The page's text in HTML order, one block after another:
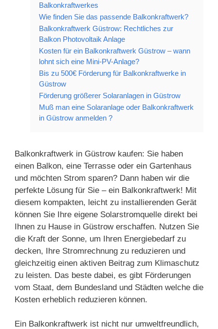
Balkonkraftwerkes
Wie finden Sie das passende Balkonkraftwerk?
Balkonkraftwerk Güstrow: Rechtliches zur
Balkon Photovoltaik Anlage
Kosten für ein Balkonkraftwerk Güstrow – wann
lohnt sich eine Mini-PV-Anlage?
Bis zu 500€ Förderung für Balkonkraftwerke in
Güstrow
Förderung größerer Solaranlagen in Güstrow
Muß man eine Solaranlage oder Balkonkraftwerk
in Güstrow anmelden ?
Balkonkraftwerk in Güstrow kaufen: Sie haben
einen Balkon, eine Terrasse oder ein Gartenhaus
und möchten Strom sparen? Dann haben wir die
perfekte Lösung für Sie – ein Balkonkraftwerk! Mit
diesem kompakten, leicht zu installierenden Gerät
können Sie Ihre eigene Solarstromquelle direkt bei
Ihnen zu Hause in Güstrow erschaffen. Nutzen Sie
die Kraft der Sonne, um Ihren Energiebedarf zu
decken, Ihre Stromrechnung zu reduzieren und
gleichzeitig einen aktiven Beitrag zum Klimaschutz
zu leisten. Das beste dabei, es gibt Förderungen
vom Staat, dem Bundesland und Städten welche die
Kosten erheblich reduzieren können.
Ein Balkonkraftwerk ist nicht nur umweltfreundlich,